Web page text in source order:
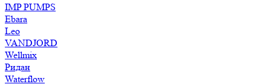
IMP PUMPS
Ebara
Leo
VANDJORD
Wellmix
Ридан
Waterflow